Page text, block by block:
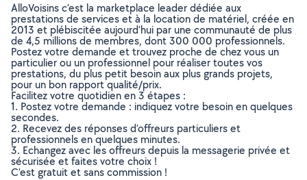
AlloVoisins c’est la marketplace leader dédiée aux
prestations de services et à la location de matériel, créée en
2013 et plébiscitée aujourd’hui par une communauté de plus
de 4,5 millions de membres, dont 300 000 professionnels.
Postez votre demande et trouvez proche de chez vous un
particulier ou un professionnel pour réaliser toutes vos
prestations, du plus petit besoin aux plus grands projets,
pour un bon rapport qualité/prix.
Facilitez votre quotidien en 3 étapes :
1. Postez votre demande : indiquez votre besoin en quelques
secondes.
2. Recevez des réponses d’offreurs particuliers et
professionnels en quelques minutes.
3. Echangez avec les offreurs depuis la messagerie privée et
sécurisée et faites votre choix !
C’est gratuit et sans commission !